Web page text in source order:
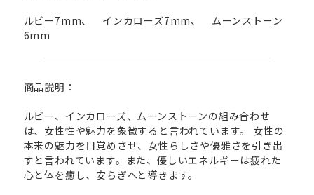
ルビー7mm、 インカローズ7mm、 ムーンストーン
6mm
商品説明：
ルビー、インカローズ、ムーンストーンの組み合わせ
は、女性性や魅力を象徴すると言われています。 女性の
本来の魅力を目覚めさせ、女性らしさや優雅さを引き出
すと言われています。また、優しいエネルギーは疲れた
心と体を癒し、安らぎへと導きます。